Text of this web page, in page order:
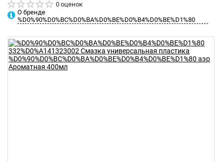
0 оценок
О бренде
%D0%90%D0%BC%D0%BA%D0%BE%D0%B4%D0%BE%D1%80